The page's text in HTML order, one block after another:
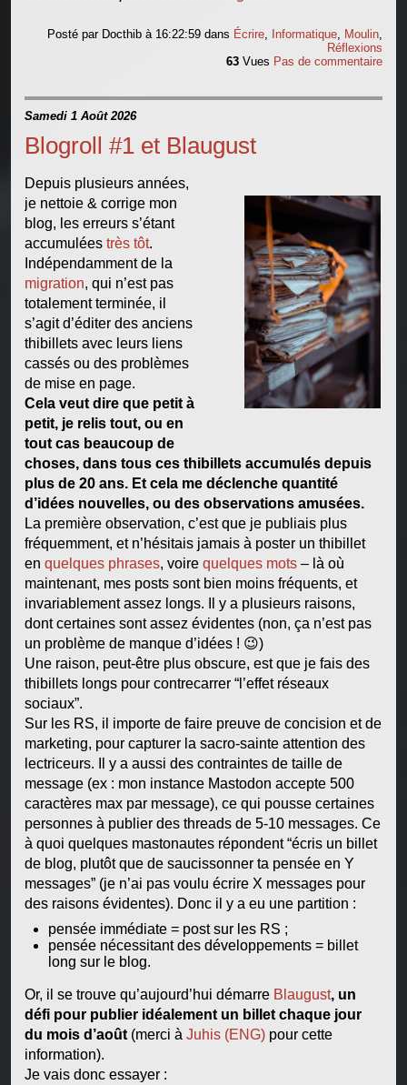
Posté par Docthib à 16:22:59dans Écrire, Informatique, Moulin,
Réflexions
63 Vues Pas de commentaire
Samedi 1 Août 2026
Blogroll #1 et Blaugust
Depuis plusieurs années,
je nettoie & corrige mon
blog, les erreurs s’étant
accumulées très tôt.
Indépendamment de la
migration, qui n’est pas
totalement terminée, il
s’agit d’éditer des anciens
thibillets avec leurs liens
cassés ou des problèmes
de mise en page.
Cela veut dire que petit à
petit, je relis tout, ou en
tout cas beaucoup de
choses, dans tous ces thibillets accumulés depuis
plus de 20 ans. Et cela me déclenche quantité
d’idées nouvelles, ou des observations amusées.
La première observation, c’est que je publiais plus
fréquemment, et n’hésitais jamais à poster un thibillet
en quelques phrases, voire quelques mots– là où
maintenant, mes posts sont bien moins fréquents, et
invariablement assez longs. Il y a plusieurs raisons,
dont certaines sont assez évidentes (non, ça n’est pas
un problème de manque d’idées ! 😉)
Une raison, peut-être plus obscure, est que je fais des
thibillets longs pour contrecarrer “l’effet réseaux
sociaux”.
Sur les RS, il importe de faire preuve de concision et de
marketing, pour capturer la sacro-sainte attention des
lectriceurs. Il y a aussi des contraintes de taille de
message (ex : mon instance Mastodon accepte 500
caractères max par message), ce qui pousse certaines
personnes à publier des threads de 5-10 messages. Ce
à quoi quelques mastonautes répondent “écris un billet
de blog, plutôt que de saucissonner ta pensée en Y
messages” (je n’ai pas voulu écrire X messages pour
des raisons évidentes). Donc il y a eu une partition :
pensée immédiate = post sur les RS ;
pensée nécessitant des développements = billet
long sur le blog.
Or, il se trouve qu’aujourd’hui démarre Blaugust, un
défi pour publier idéalement un billet chaque jour
du mois d’août(merci à Juhis (ENG)pour cette
information).
Je vais donc essayer :